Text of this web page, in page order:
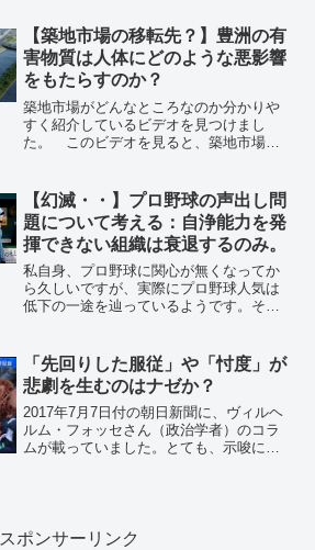
彼らが使う常套句です。意味が曖昧な脅
し文句です。長時間労働...
【築地市場の移転先？】豊洲の有
害物質は人体にどのような悪影響
をもたらすのか？
築地市場がどんなところなのか分かりや
すく紹介しているビデオを見つけまし
た。 このビデオを見ると、築地市場は
歴史を持ち、年間何千億円というお金が
動く築地市場は、目に見え...
【幻滅・・】プロ野球の声出し問
題について考える：自浄能力を発
揮できない組織は衰退するのみ。
私自身、プロ野球に関心が無くなってか
ら久しいですが、実際にプロ野球人気は
低下の一途を辿っているようです。その
実際に行われてきたことを朝日新聞デジ
タルが報じたものです。2...
「先回りした服従」や「忖度」が
悲劇を生むのはナゼか？
2017年7月7日付の朝日新聞に、ヴィルヘ
ルム・フォッセさん（政治学者）のコラ
ムが載っていました。とても、示唆に富
スポンサーリンク